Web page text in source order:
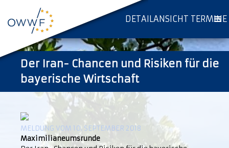
DETAILANSICHT TERMINE
Der Iran- Chancen und Risiken für die
bayerische Wirtschaft
MELDUNG VOM 10. SEPTEMBER 2018
Maximilianeumsrunde